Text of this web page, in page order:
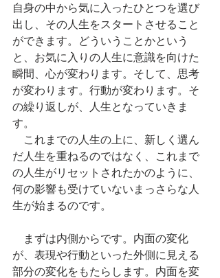
自身の中から気に入ったひとつを選び
出し、その人生をスタートさせること
ができます。どういうことかという
と、お気に入りの人生に意識を向けた
瞬間、心が変わります。そして、思考
が変わります。行動が変わります。そ
の繰り返しが、人生となっていきま
す。
これまでの人生の上に、新しく選ん
だ人生を重ねるのではなく、これまで
の人生がリセットされたかのように、
何の影響も受けていないまっさらな人
生が始まるのです。
まずは内側からです。内面の変化
が、表現や行動といった外側に見える
部分の変化をもたらします。内面を変